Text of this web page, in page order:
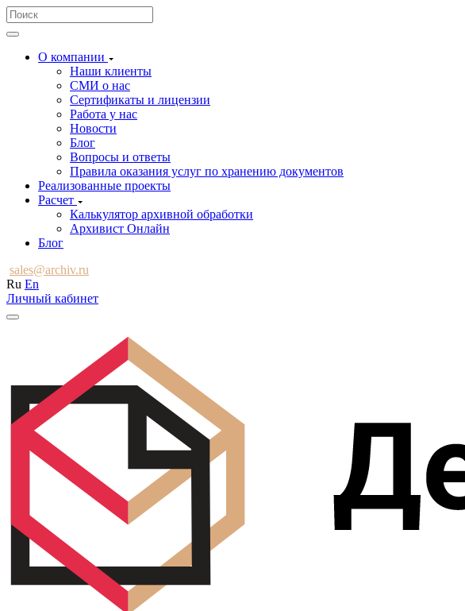
О компании
Наши клиенты
СМИ о нас
Сертификаты и лицензии
Работа у нас
Новости
Блог
Вопросы и ответы
Правила оказания услуг по хранению документов
Реализованные проекты
Расчет
Калькулятор архивной обработки
Архивист Онлайн
Блог
sales@archiv.ru
Ru En
Личный кабинет